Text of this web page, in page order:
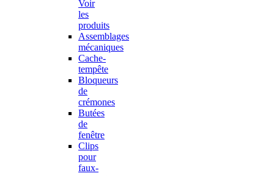
Voir
les
produits
Assemblages
mécaniques
Cache-
tempête
Bloqueurs
de
crémones
Butées
de
fenêtre
Clips
pour
faux-